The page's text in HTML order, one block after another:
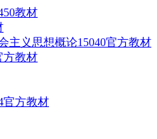
教材
主义思想概论15040官方教材
方教材
官方教材